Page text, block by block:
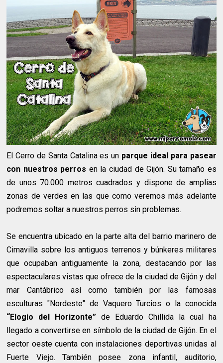
El Cerro de Santa Catalina es un parque ideal para pasear
con nuestros perros en la ciudad de Gijón. Su tamaño es
de unos 70.000 metros cuadrados y dispone de amplias
zonas de verdes en las que como veremos más adelante
podremos soltar a nuestros perros sin problemas.
Se encuentra ubicado en la parte alta del barrio marinero de
Cimavilla sobre los antiguos terrenos y búnkeres militares
que ocupaban antiguamente la zona, destacando por las
espectaculares vistas que ofrece de la ciudad de Gijón y del
mar Cantábrico así como también por las famosas
esculturas "Nordeste" de Vaquero Turcios o la conocida
“Elogio del Horizonte” de Eduardo Chillida la cual ha
llegado a convertirse en símbolo de la ciudad de Gijón. En el
sector oeste cuenta con instalaciones deportivas unidas al
Fuerte Viejo. También posee zona infantil, auditorio,